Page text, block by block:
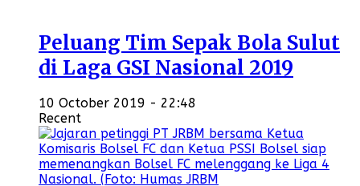
Peluang Tim Sepak Bola Sulut
di Laga GSI Nasional 2019
10 October 2019 - 22:48
Recent